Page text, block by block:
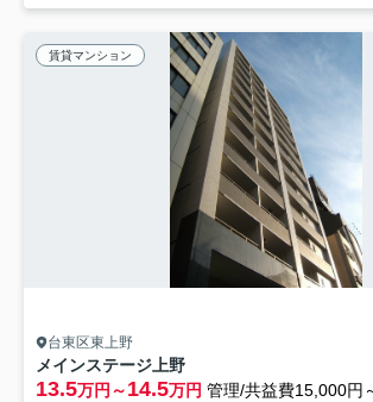
賃貸マンション
台東区東上野
メインステージ上野
13.5万円～14.5万円 管理/共益費15,000円